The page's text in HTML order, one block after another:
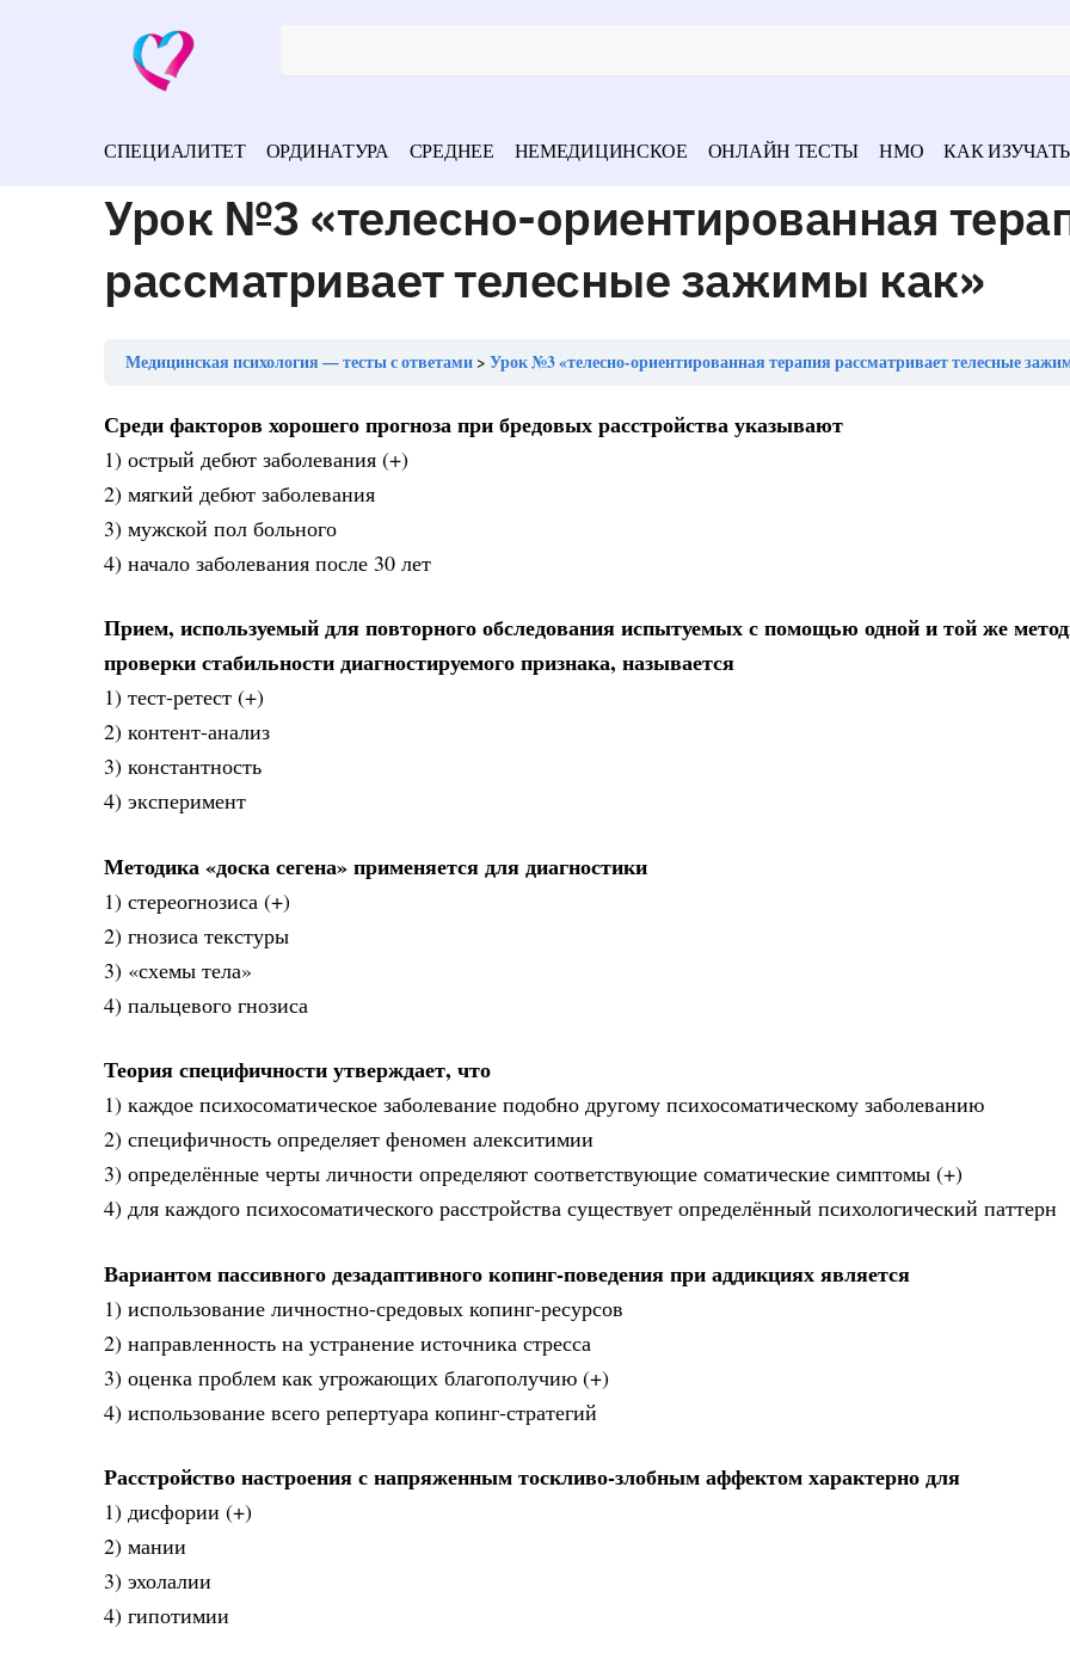
СПЕЦИАЛИТЕТ ОРДИНАТУРА СРЕДНЕЕ НЕМЕДИЦИНСКОЕ ОНЛАЙН ТЕСТЫ НМО КАК ИЗУЧАТЬ
Урок №3 «телесно-ориентированная
рассматривает телесные зажимы как»
Медицинская психология — тесты с ответами Урок №3 «телесно-ориентированная терапия рассматривает телесные
Среди факторов хорошего прогноза при бредовых расстройства указывают
1) острый дебют заболевания (+)
2) мягкий дебют заболевания
3) мужской пол больного
4) начало заболевания после 30 лет
Прием, используемый для повторного обследования испытуемых с помощью одной и той же
проверки стабильности диагностируемого признака, называется
1) тест-ретест (+)
2) контент-анализ
3) константность
4) эксперимент
Методика «доска сегена» применяется для диагностики
1) стереогнозиса (+)
2) гнозиса текстуры
3) «схемы тела»
4) пальцевого гнозиса
Теория специфичности утверждает, что
1) каждое психосоматическое заболевание подобно другому психосоматическому заболеванию
2) специфичность определяет феномен алекситимии
3) определённые черты личности определяют соответствующие соматические симптомы (+)
4) для каждого психосоматического расстройства существует определённый психологический паттерн
Вариантом пассивного дезадаптивного копинг-поведения при аддикциях является
1) использование личностно-средовых копинг-ресурсов
2) направленность на устранение источника стресса
3) оценка проблем как угрожающих благополучию (+)
4) использование всего репертуара копинг-стратегий
Расстройство настроения с напряженным тоскливо-злобным аффектом характерно для
1) дисфории (+)
2) мании
3) эхолалии
4) гипотимии